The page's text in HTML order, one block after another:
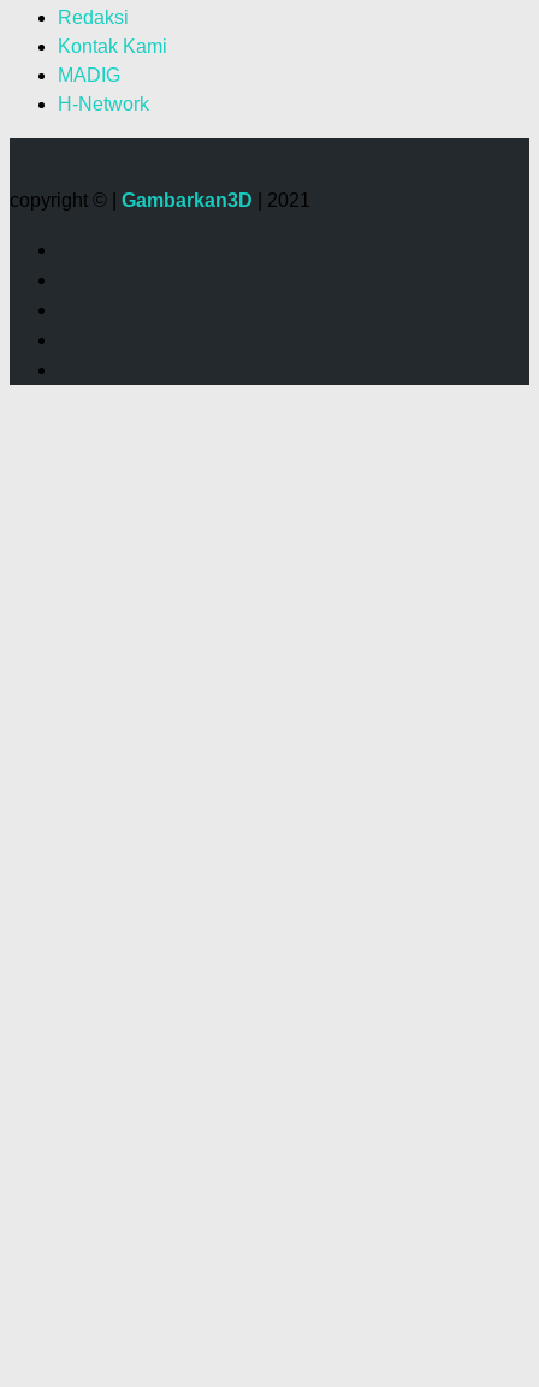
Redaksi
Kontak Kami
MADIG
H-Network
copyright © | Gambarkan3D | 2021